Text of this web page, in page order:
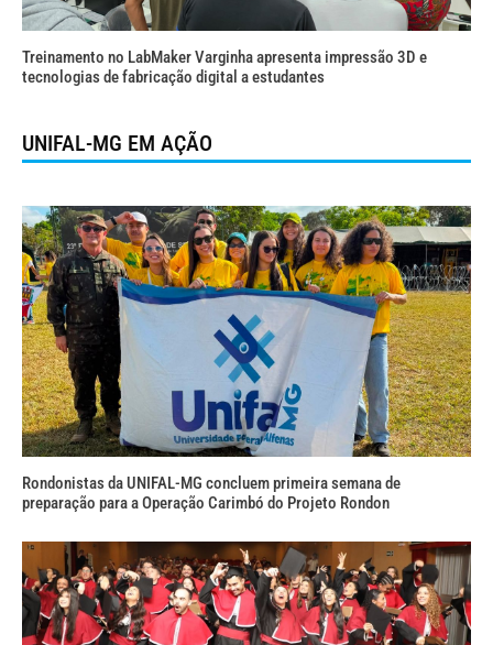
Treinamento no LabMaker Varginha apresenta impressão 3D e
tecnologias de fabricação digital a estudantes
UNIFAL-MG EM AÇÃO
Rondonistas da UNIFAL-MG concluem primeira semana de
preparação para a Operação Carimbó do Projeto Rondon